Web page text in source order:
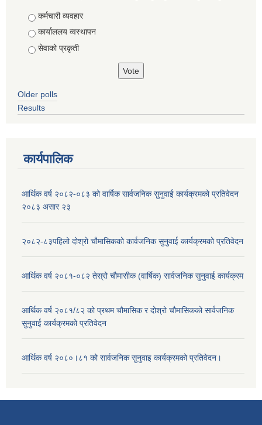
Choices
कर्मचारी व्यवहार
कार्याललय व्वस्थापन
सेवाको प्रकृती
Older polls
Results
कार्यपालिक
आर्थिक वर्ष २०८२-०८३ को वार्षिक सार्वजनिक सुनुवाई कार्यक्रमको प्रतिवेदन
२०८३ असार २३
२०८२-८३पहिलो दोश्रो चौमासिकको कार्वजनिक सुनुवाई कार्यक्रमको प्रतिवेदन
आर्थिक वर्ष २०८१-०८२ तेस्रो चौमासीक (वार्षिक) सार्वजनिक सुनुवाई कार्यक्रम
आर्थिक वर्ष २०८१/८२ को प्रथम चौमासिक र दोश्रो चौमासिकको सार्वजनिक
सुनुवाई कार्यक्रमको प्रतिवेदन
आर्थिक वर्ष २०८०।८१ को सार्वजनिक सुनुवाइ कार्यक्रमको प्रतिवेदन।